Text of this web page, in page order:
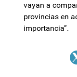
vayan a
provincias en
importancia”.